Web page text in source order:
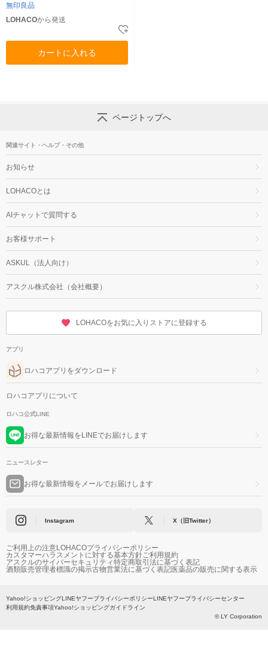
無印良品
LOHACOから発送
カートに入れる
ページトップへ
関連サイト・ヘルプ・その他
お知らせ
LOHACOとは
AIチャットで質問する
お客様サポート
ASKUL（法人向け）
アスクル株式会社（会社概要）
LOHACOをお気に入りストアに登録する
アプリ
ロハコアプリをダウンロード
ロハコアプリについて
ロハコ公式LINE
お得な最新情報をLINEでお届けします
ニュースレター
お得な最新情報をメールでお届けします
Instagram X（旧Twitter）
ご利用上の注意LOHACOプライバシーポリシー
カスタマーハラスメントに対する基本方針ご利用規約
アスクルのサイバーセキュリティ特定商取引法に基づく表記
酒類販売管理者標識の掲示古物営業法に基づく表記医薬品の販売に関する表示
Yahoo!ショッピングLINEヤフープライバシーポリシーLINEヤフープライバシーセンター
利用規約免責事項Yahoo!ショッピングガイドライン
© LY Corporation